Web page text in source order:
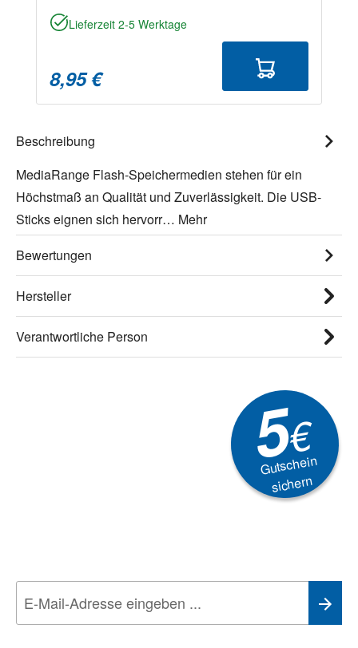
Lieferzeit 2-5 Werktage
8,95 €
Beschreibung
MediaRange Flash-Speichermedien stehen für ein
Höchstmaß an Qualität und Zuverlässigkeit. Die USB-
Sticks eignen sich hervorr… Mehr
Bewertungen
Hersteller
Verantwortliche Person
5€
Gutschein
sichern